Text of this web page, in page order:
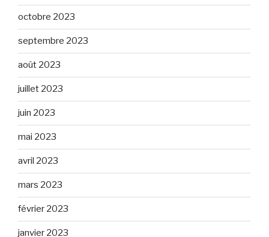
octobre 2023
septembre 2023
août 2023
juillet 2023
juin 2023
mai 2023
avril 2023
mars 2023
février 2023
janvier 2023